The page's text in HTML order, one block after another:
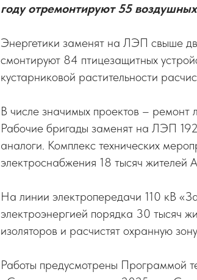
году отремонтируют 55
Энергетики заменят на ЛЭП свыше
смонтируют 84 птицезащитных
кустарниковой растительности
В числе значимых проектов –
Рабочие бригады заменят на ЛЭП
аналоги. Комплекс технических
электроснабжения 18 тысяч жителей
На линии электропередачи 110 кВ
электроэнергией порядка 30 тысяч
изоляторов и расчистят охранную
Работы предусмотрены Программой